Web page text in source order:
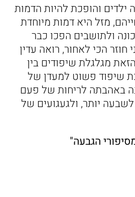
והופכת להיות הדמות
מזל היא דמות מיוחדת
ולתושבים הפכו כבר
חוזר הכי לאחור, רואה עדין
מגלגלת שיפודים בין
שיפוד פשוט למעדן של
באהבתה לריחות של פעם
יותר, ולגעגועים של
הגבעה"